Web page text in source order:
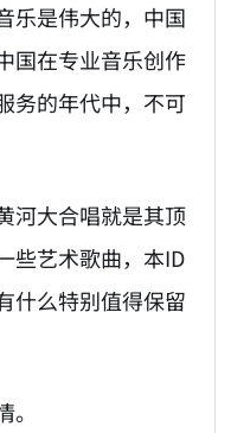
乐是伟大的，中国
国在专业音乐创作
务的年代中，不可
河大合唱就是其顶
些艺术歌曲，本ID
什么特别值得保留